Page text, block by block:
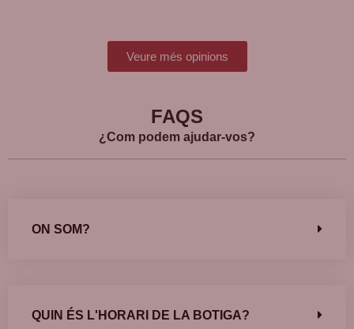
Veure més opinions
FAQS
¿Com podem ajudar-vos?
ON SOM?
QUIN ÉS L'HORARI DE LA BOTIGA?